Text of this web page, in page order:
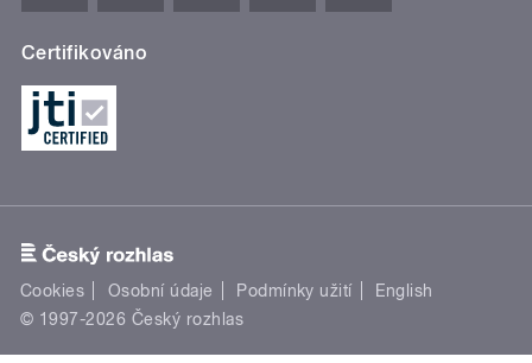
Certifikováno
Cookies Osobní údaje Podmínky užití
English
© 1997-2026 Český rozhlas